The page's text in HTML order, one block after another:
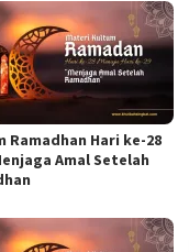
Ramadhan Hari ke-28
Amal Setelah